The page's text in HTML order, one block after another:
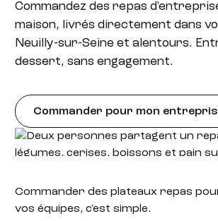
Commandez des repas
maison, livrés directement dans
Neuilly-sur-Seine et alentours.
dessert, sans engagement.
Commander pour mon
Commander des plateaux repas
vos équipes, c'est simple.